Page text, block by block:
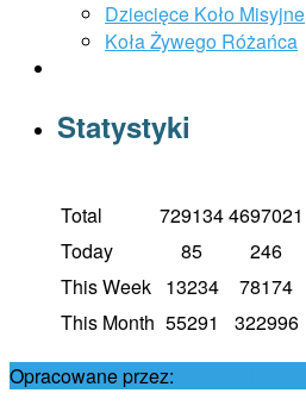
Dziecięce Koło Misyjne
Koła Żywego Różańca
Statystyki
Total 7291344697021
Today
85
246
This Week 13234
78174
This Month 55291
322996
Opracowane przez: